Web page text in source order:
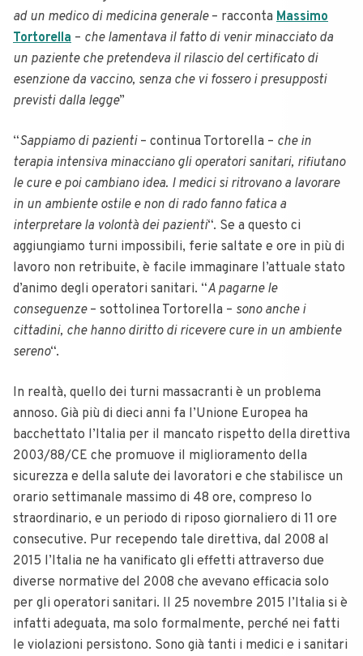
ad un medico di medicina generale– racconta Massimo
Tortorella – che lamentava il fatto di venir minacciato da
un paziente che pretendeva il rilascio del certificato di
esenzione da vaccino, senza che vi fossero i presupposti
previsti dalla legge”
“Sappiamo di pazienti– continua Tortorella – che in
terapia intensiva minacciano gli operatori sanitari, rifiutano
le cure e poi cambiano idea. I medici si ritrovano a lavorare
in un ambiente ostile e non di rado fanno fatica a
interpretare la volontà dei pazienti“. Se a questo ci
aggiungiamo turni impossibili, ferie saltate e ore in più di
lavoro non retribuite, è facile immaginare l’attuale stato
d’animo degli operatori sanitari. “A pagarne le
conseguenze– sottolinea Tortorella – sono anche i
cittadini, che hanno diritto di ricevere cure in un ambiente
sereno“.
In realtà, quello dei turni massacranti è un problema
annoso. Già più di dieci anni fa l’Unione Europea ha
bacchettato l’Italia per il mancato rispetto della direttiva
2003/88/CE che promuove il miglioramento della
sicurezza e della salute dei lavoratori e che stabilisce un
orario settimanale massimo di 48 ore, compreso lo
straordinario, e un periodo di riposo giornaliero di 11 ore
consecutive. Pur recependo tale direttiva, dal 2008 al
2015 l’Italia ne ha vanificato gli effetti attraverso due
diverse normative del 2008 che avevano efficacia solo
per gli operatori sanitari. Il 25 novembre 2015 l’Italia si è
infatti adeguata, ma solo formalmente, perché nei fatti
le violazioni persistono. Sono già tanti i medici e i sanitari